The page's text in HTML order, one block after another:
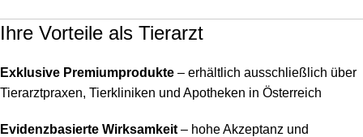
Ihre Vorteile als Tierarzt
Exklusive Premiumprodukte – erhältlich ausschließlich über
Tierarztpraxen, Tierkliniken und Apotheken in Österreich
Evidenzbasierte Wirksamkeit – hohe Akzeptanz und